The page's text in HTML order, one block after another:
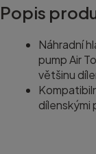
Popis
Náhradní
pump Air
většinu
dílenskými